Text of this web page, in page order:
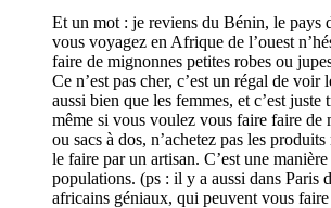
Et un mot : je reviens du Bénin, le pays
vous voyagez en Afrique de l’ouest
faire de mignonnes petites robes ou
Ce n’est pas cher, c’est un régal de voir
aussi bien que les femmes, et c’est
même si vous voulez vous faire faire de
ou sacs à dos, n’achetez pas les
le faire par un artisan. C’est une
populations. (ps : il y a aussi dans Paris
africains géniaux, qui peuvent vous